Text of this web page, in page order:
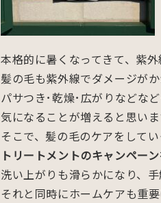
本格的に暑くなってきて、紫
髪の毛も紫外線でダメージがか
パサつき･乾燥･広がりなどな
気になることが増えると思いま
そこで、髪の毛のケアをして
トリートメントのキャンペーン
洗い上がりも滑らかになり、
それと同時にホームケアも重